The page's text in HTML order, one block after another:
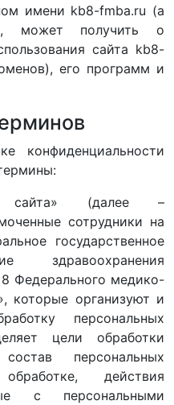
имени kb8-fmba.ru (а
может получить о
сайта kb8-
его программ и
конфиденциальности
сайта» (далее –
сотрудники на
государственное
здравоохранения
Федерального медико-
которые организуют и
персональных
цели обработки
персональных
действия
с персональными